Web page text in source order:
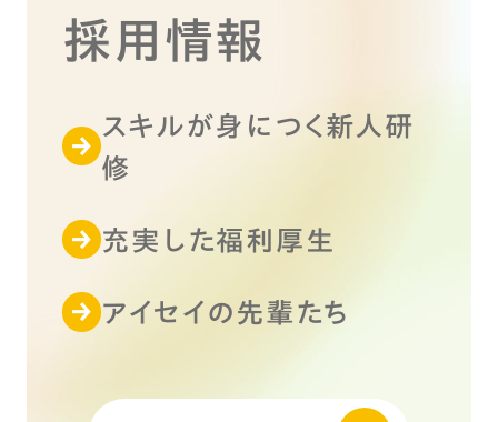
採用情報
スキルが身につく新人研
修
充実した福利厚生
アイセイの先輩たち